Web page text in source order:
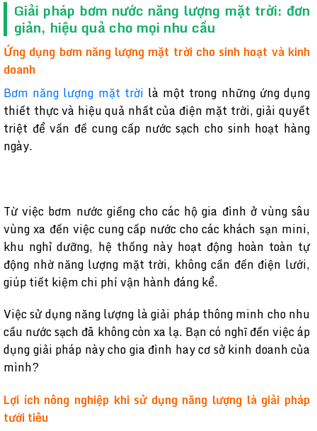
Giải pháp bơm nước năng lượng mặt trời: đơn
giản, hiệu quả cho mọi nhu cầu
Ứng dụng bơm năng lượng mặt trời cho sinh hoạt và kinh
doanh
Bơm năng lượng mặt trời là một trong những ứng dụng
thiết thực và hiệu quả nhất của điện mặt trời, giải quyết
triệt để vấn đề cung cấp nước sạch cho sinh hoạt hàng
ngày.
Từ việc bơm nước giếng cho các hộ gia đình ở vùng sâu
vùng xa đến việc cung cấp nước cho các khách sạn mini,
khu nghỉ dưỡng, hệ thống này hoạt động hoàn toàn tự
động nhờ năng lượng mặt trời, không cần đến điện lưới,
giúp tiết kiệm chi phí vận hành đáng kể.
Việc sử dụng năng lượng là giải pháp thông minh cho nhu
cầu nước sạch đã không còn xa lạ. Bạn có nghĩ đến việc áp
dụng giải pháp này cho gia đình hay cơ sở kinh doanh của
mình?
Lợi ích nông nghiệp khi sử dụng năng lượng là giải pháp
tưới tiêu